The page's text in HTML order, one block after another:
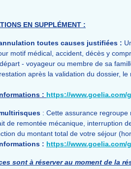
EN SUPPLÉMENT :
toutes causes justifiées :
motif médical, accident, décès y
- voyageur ou membre de sa
après la validation du dossier,
: https://www.goelia.com/
: Cette assurance
de remontée mécanique, interruption
du montant total de votre séjour
: https://
sont à réserver au moment de la